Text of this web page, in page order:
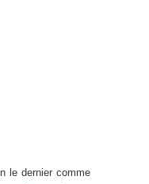
le dernier comme